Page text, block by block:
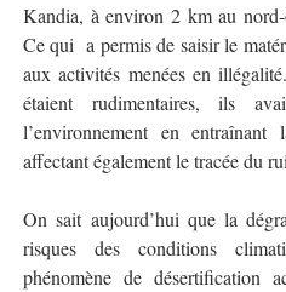
Kandia, à environ 2 km au
Ce qui a permis de saisir le
aux activités menées en
étaient rudimentaires, ils
l’environnement en
affectant également le tracée du
On sait aujourd’hui que la
risques des conditions
phénomène de désertification